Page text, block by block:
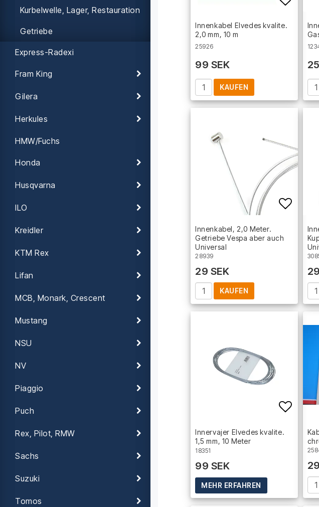
Kurbelwelle, Lager, Restauration
Getriebe
Express-Radexi
Fram King
Gilera
Herkules
HMW/Fuchs
Honda
Husqvarna
ILO
Kreidler
KTM Rex
Lifan
MCB, Monark, Crescent
Mustang
NSU
NV
Piaggio
Puch
Rex, Pilot, RMW
Sachs
Suzuki
Tomos
Add to
Innenkabel Elvedes kvalite.
2,0 mm, 10 m
25926
99 SEK
KAUFEN
Add
Innenkabel, 2,0 Meter.
Getriebe Vespa aber auch
Universal
28939
29 SEK
KAUFEN
Add
Innervajer Elvedes kvalite.
1,5 mm, 10 Meter
18351
99 SEK
MEHR ERFAHREN